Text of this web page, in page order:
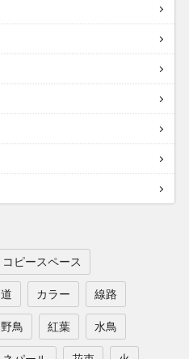
コピースペース
道 カラー 線路
野鳥 紅葉 水鳥